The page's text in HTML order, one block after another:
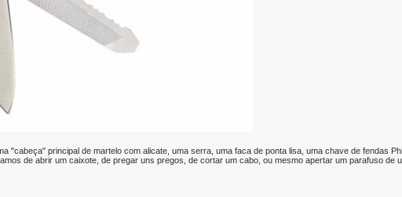
"cabeça" principal de martelo com alicate, uma serra, uma faca de ponta lisa, uma chave de fendas
de abrir um caixote, de pregar uns pregos, de cortar um cabo, ou mesmo apertar um parafuso de